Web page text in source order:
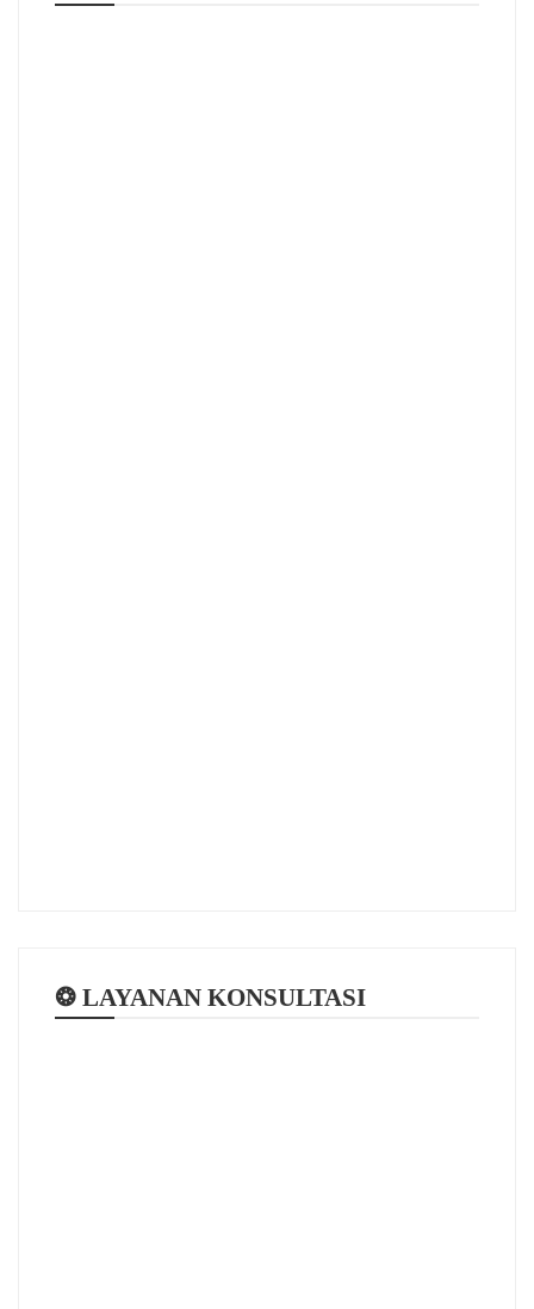
❂ LAYANAN KONSULTASI